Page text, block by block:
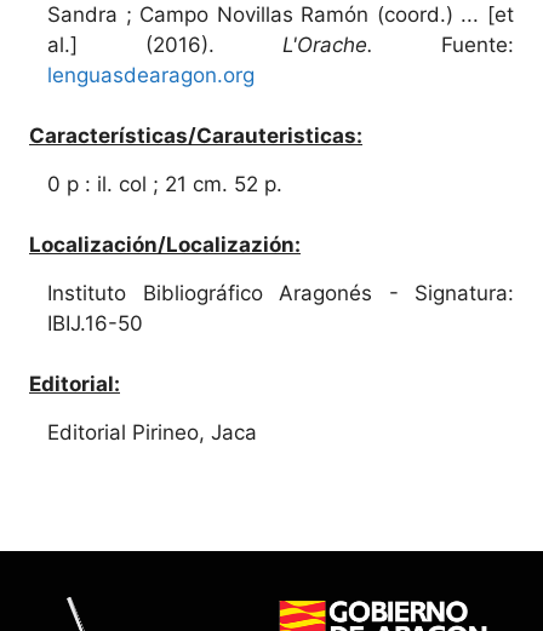
Sandra ; Campo Novillas Ramón (coord.) ... [et
al.] (2016). L'Orache. Fuente:
lenguasdearagon.org
Características/Carauteristicas:
0 p : il. col ; 21 cm. 52 p.
Localización/Localizazión:
Instituto Bibliográfico Aragonés - Signatura:
IBIJ.16-50
Editorial:
Editorial Pirineo, Jaca